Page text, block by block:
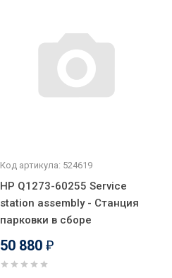
Код артикула: 524619
HP Q1273-60255 Service
station assembly - Станция
парковки в сборе
50 880 ₽